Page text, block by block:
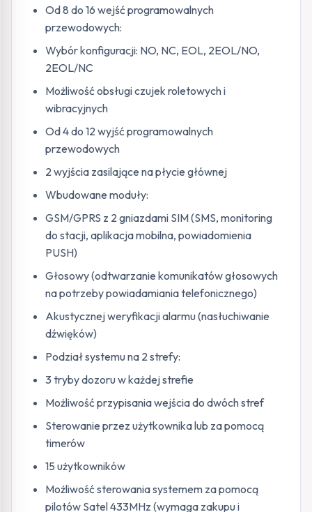
Od 8 do 16 wejść programowalnych
przewodowych:
Wybór konfiguracji: NO, NC, EOL, 2EOL/NO,
2EOL/NC
Możliwość obsługi czujek roletowych i
wibracyjnych
Od 4 do 12 wyjść programowalnych
przewodowych
2 wyjścia zasilające na płycie głównej
Wbudowane moduły:
GSM/GPRS z 2 gniazdami SIM (SMS, monitoring
do stacji, aplikacja mobilna, powiadomienia
PUSH)
Głosowy (odtwarzanie komunikatów głosowych
na potrzeby powiadamiania telefonicznego)
Akustycznej weryfikacji alarmu (nasłuchiwanie
dźwięków)
Podział systemu na 2 strefy:
3 tryby dozoru w każdej strefie
Możliwość przypisania wejścia do dwóch stref
Sterowanie przez użytkownika lub za pomocą
timerów
15 użytkowników
Możliwość sterowania systemem za pomocą
pilotów Satel 433MHz (wymaga zakupu i